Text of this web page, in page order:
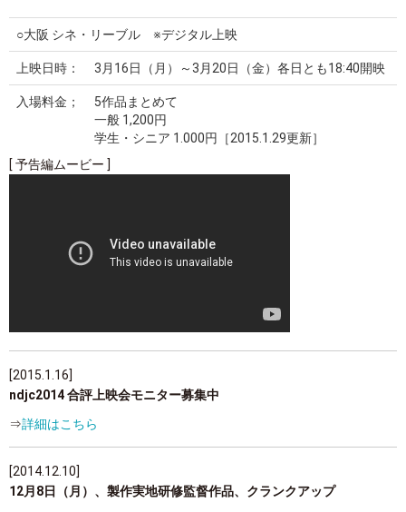
○大阪 シネ・リーブル ※デジタル上映
上映日時： 3月16日（月）～3月20日（金）各日とも18:40開映
入場料金；
5作品まとめて
一般 1,200円
学生・シニア 1.000円
［2015.1.29更新］
[ 予告編ムービー ]
[2015.1.16]
ndjc2014 合評上映会モニター募集中
⇒詳細はこちら
[2014.12.10]
12月8日（月）、製作実地研修監督作品、クランクアップ